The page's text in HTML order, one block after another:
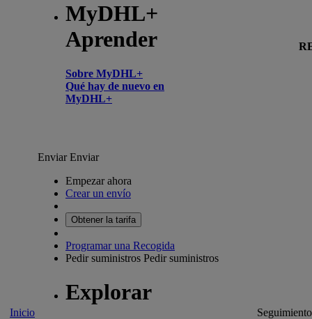
MyDHL+
Aprender
Sobre MyDHL+
Qué hay de nuevo en
MyDHL+
Inicio
EnviarEnviar
Empezar ahora
Crear un envío
Obtener la tarifa
Programar una Recogida
Pedir suministros Pedir suministros
Explorar
Seguimiento